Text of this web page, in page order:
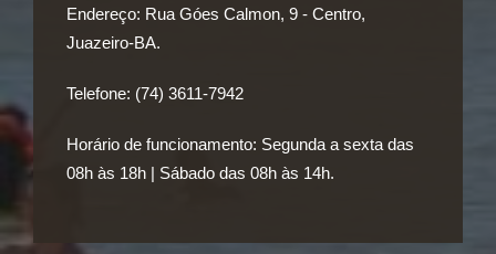
Endereço: Rua Góes Calmon, 9 - Centro,
Juazeiro-BA.
Telefone: (74) 3611-7942
Horário de funcionamento: Segunda a sexta das
08h às 18h | Sábado das 08h às 14h.